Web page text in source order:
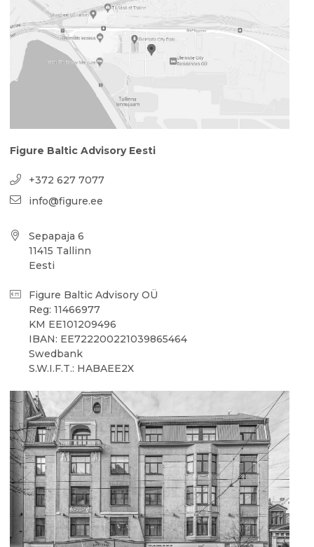
Figure Baltic Advisory Eesti
+372 627 7077
info@figure.ee
Sepapaja 6
11415 Tallinn
Eesti
Figure Baltic Advisory OÜ
Reg: 11466977
KM EE101209496
IBAN: EE722200221039865464
Swedbank
S.W.I.F.T.: HABAEE2X